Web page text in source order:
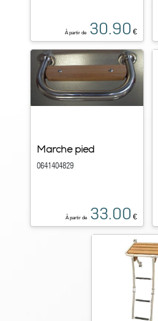
À partir de 30.90 €
Marche pied
0641404829
À partir de 33.00 €